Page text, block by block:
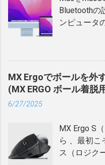
わけなので
ータとして
る」という
かけても、
きい、と判
Wireless
購入した当
と考えてい
いたら、PC
いなぁと思
検索した
簡単にでき
持っている
取り付け、
センサーが
が届くとい
ッグに入れ
フリーにな
ち物セッ
かけたとき
マホ自体で
は別として
を付けるの
キーホルダ
較 では、ど
Bluetoothの
ンピュータ
OFFにする
デバイスか
せない） と
した。 上記
Logicoolの
とができな
れについて
macOSを
MX Ergoでボールを外
(MX ERGO ボール着脱
6/27/2025
MX Ergo S
ら 、最初こ
ス（ロジク